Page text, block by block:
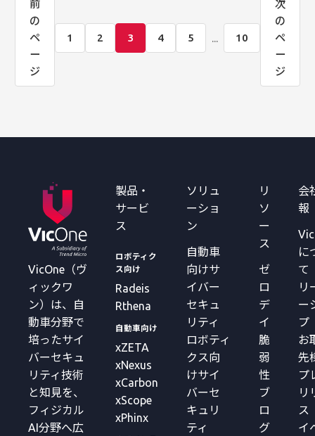
前
の
ペ
ー
ジ
1 2 3 4 5 10
次
の
ペ
ー
ジ
VicOne（ヴ
ィックワ
ン）は、自
動車分野で
培ったサイ
バーセキュ
リティ技術
と知見を、
フィジカル
AI分野へ広
製品・
サービ
ス
ロボティク
ス向け
Radeis
Rthena
自動車向け
xZETA
xNexus
xCarbon
xScope
xPhinx
ソリュ
ーショ
ン
自動車
向けサ
イバー
セキュ
リティ
ロボティ
クス向
けサイ
バーセ
キュリ
ティ
リ
ソ
ー
ス
ゼ
ロ
デ
イ
脆
弱
性
ブ
ロ
グ
会
報
に
て
リ
ー
プ
お
先
プ
リ
ス
イ